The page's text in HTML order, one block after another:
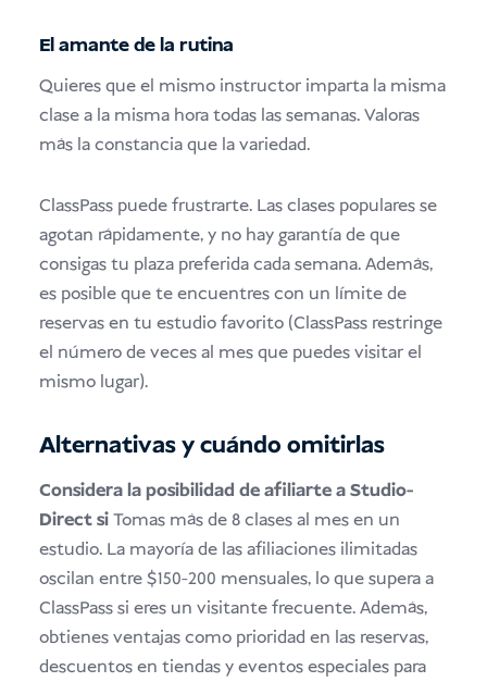
El amante de la rutina
Quieres que el mismo instructor imparta la misma
clase a la misma hora todas las semanas. Valoras
más la constancia que la variedad.
ClassPass puede frustrarte. Las clases populares se
agotan rápidamente, y no hay garantía de que
consigas tu plaza preferida cada semana. Además,
es posible que te encuentres con un límite de
reservas en tu estudio favorito (ClassPass restringe
el número de veces al mes que puedes visitar el
mismo lugar).
Alternativas y cuándo omitirlas
Considera la posibilidad de afiliarte a Studio-
Direct siTomas más de 8 clases al mes en un
estudio. La mayoría de las afiliaciones ilimitadas
oscilan entre $150-200 mensuales, lo que supera a
ClassPass si eres un visitante frecuente. Además,
obtienes ventajas como prioridad en las reservas,
descuentos en tiendas y eventos especiales para